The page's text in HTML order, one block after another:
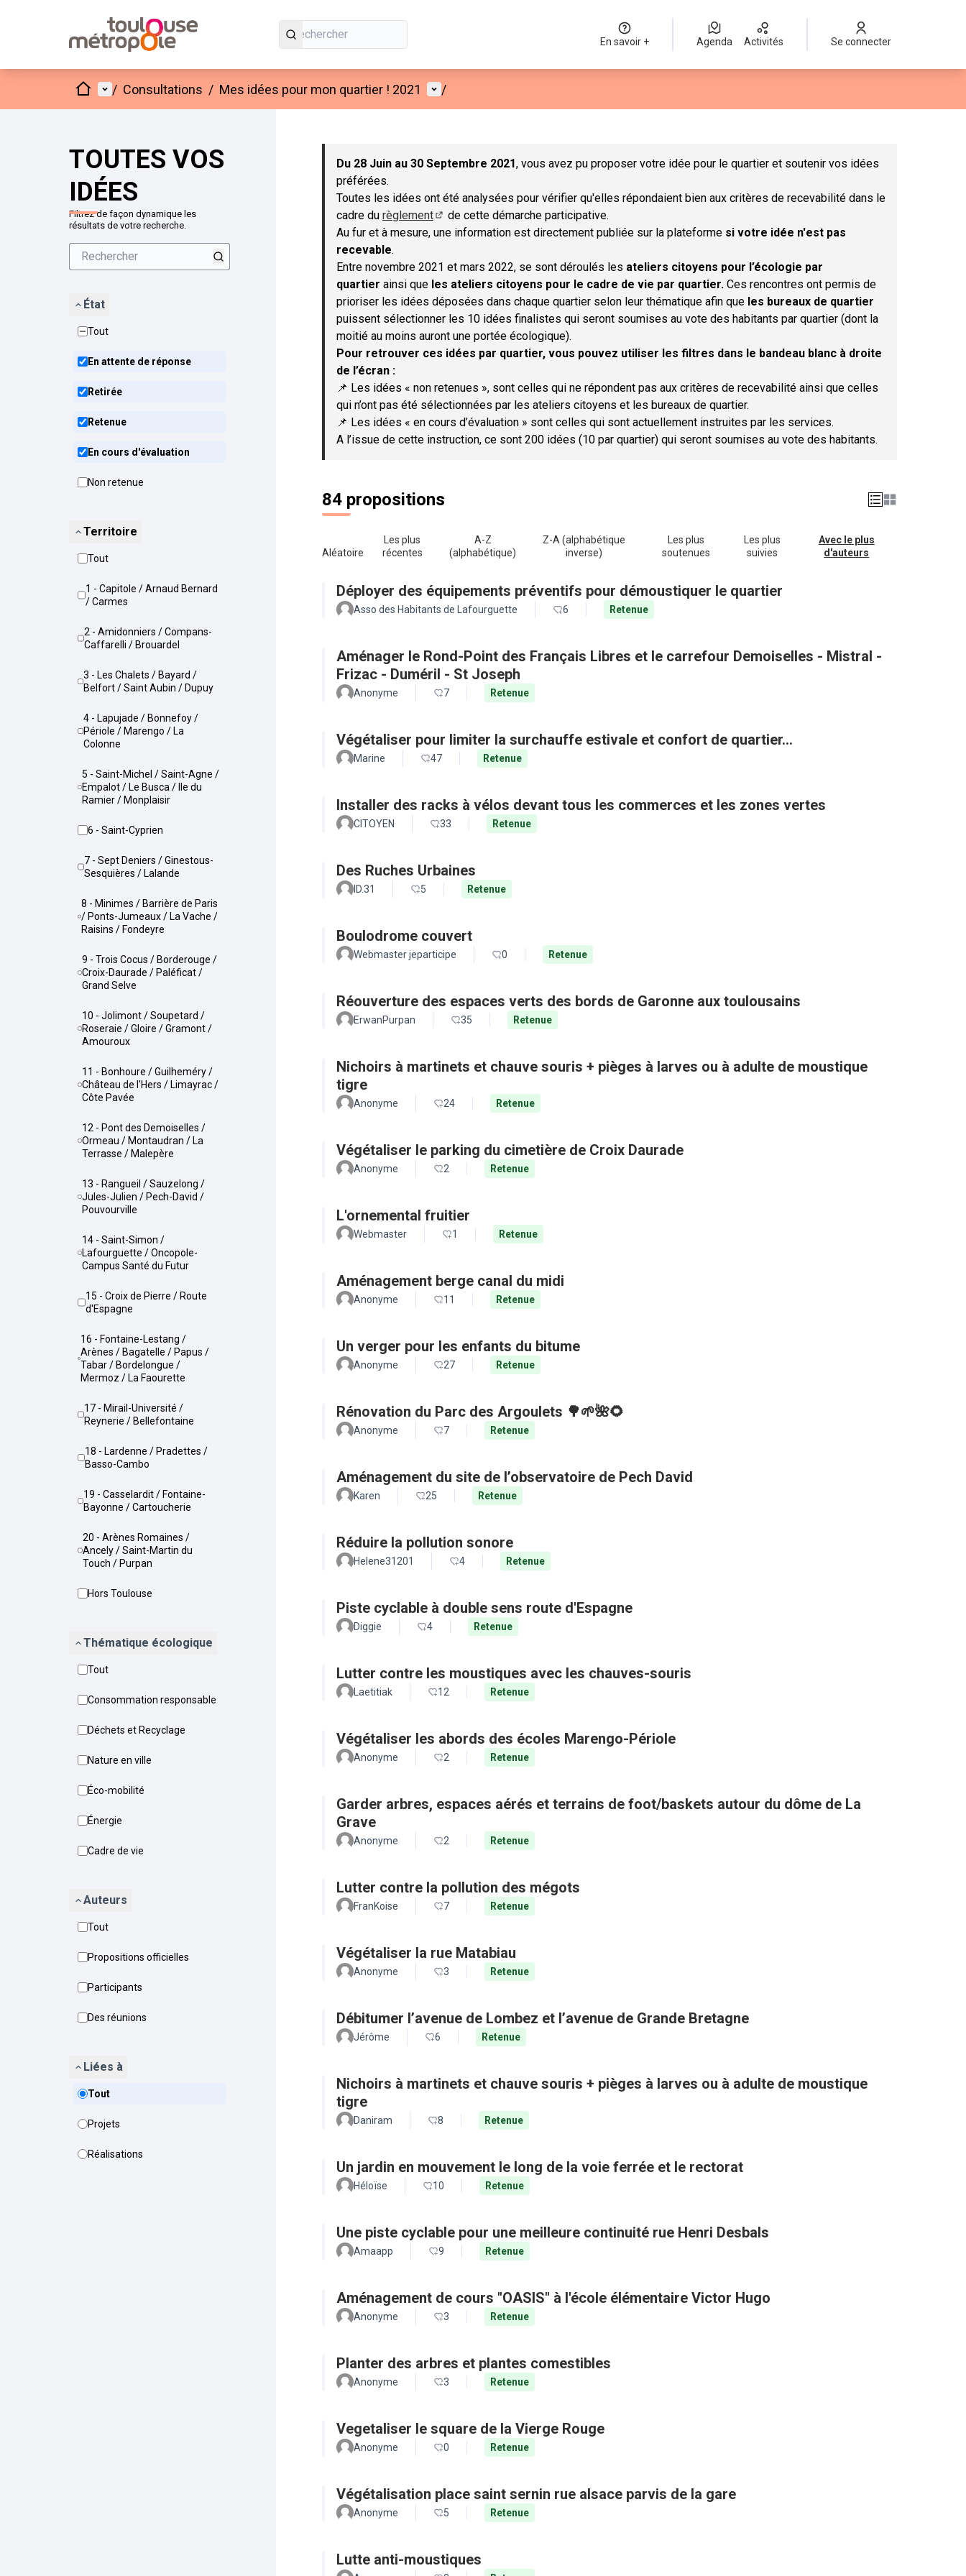
En savoir + Agenda Activités Se connecter
AccueilMenu principal
/ Consultations / Mes idées pour mon quartier ! 2021 Menu utilisateur
/
TOUTES VOS
IDÉES
Filtrez de façon dynamique les
résultats de votre recherche.
État
Tout
En attente de réponse
Retirée
Retenue
En cours d'évaluation
Non retenue
Territoire
Tout
1 - Capitole / Arnaud Bernard
/ Carmes
2 - Amidonniers / Compans-
Caffarelli / Brouardel
3 - Les Chalets / Bayard /
Belfort / Saint Aubin / Dupuy
4 - Lapujade / Bonnefoy /
Périole / Marengo / La
Colonne
5 - Saint-Michel / Saint-Agne /
Empalot / Le Busca / Ile du
Ramier / Monplaisir
6 - Saint-Cyprien
7 - Sept Deniers / Ginestous-
Sesquières / Lalande
8 - Minimes / Barrière de Paris
/ Ponts-Jumeaux / La Vache /
Raisins / Fondeyre
9 - Trois Cocus / Borderouge /
Croix-Daurade / Paléficat /
Grand Selve
10 - Jolimont / Soupetard /
Roseraie / Gloire / Gramont /
Amouroux
11 - Bonhoure / Guilheméry /
Château de l'Hers / Limayrac /
Côte Pavée
12 - Pont des Demoiselles /
Ormeau / Montaudran / La
Terrasse / Malepère
13 - Rangueil / Sauzelong /
Jules-Julien / Pech-David /
Pouvourville
14 - Saint-Simon /
Lafourguette / Oncopole-
Campus Santé du Futur
15 - Croix de Pierre / Route
d'Espagne
16 - Fontaine-Lestang /
Arènes / Bagatelle / Papus /
Tabar / Bordelongue /
Mermoz / La Faourette
17 - Mirail-Université /
Reynerie / Bellefontaine
18 - Lardenne / Pradettes /
Basso-Cambo
19 - Casselardit / Fontaine-
Bayonne / Cartoucherie
20 - Arènes Romaines /
Ancely / Saint-Martin du
Touch / Purpan
Hors Toulouse
Thématique écologique
Tout
Consommation responsable
Déchets et Recyclage
Nature en ville
Éco-mobilité
Énergie
Cadre de vie
Auteurs
Tout
Propositions officielles
Participants
Des réunions
Liées à
Tout
Projets
Réalisations
Passer la carte
Du 28 Juin au 30 Septembre 2021, vous avez pu proposer votre idée pour le quartier et soutenir vos idées
préférées.
Toutes les idées ont été analysées pour vérifier qu'elles répondaient bien aux critères de recevabilité dans le
cadre du règlement
(S'ouvre dans un nouvel onglet)
de cette démarche participative.
Au fur et à mesure, une information est directement publiée sur la plateforme si votre idée n'est pas
recevable.
Entre novembre 2021 et mars 2022, se sont déroulés les ateliers citoyens pour l’écologie par
quartier ainsi que les ateliers citoyens pour le cadre de vie par quartier. Ces rencontres ont permis de
prioriser les idées déposées dans chaque quartier selon leur thématique afin que les bureaux de quartier
puissent sélectionner les 10 idées finalistes qui seront soumises au vote des habitants par quartier (dont la
moitié au moins auront une portée écologique).
Pour retrouver ces idées par quartier, vous pouvez utiliser les filtres dans le bandeau blanc à droite
de l’écran :
📌 Les idées « non retenues », sont celles qui ne répondent pas aux critères de recevabilité ainsi que celles
qui n’ont pas été sélectionnées par les ateliers citoyens et les bureaux de quartier.
📌 Les idées « en cours d’évaluation » sont celles qui sont actuellement instruites par les services.
A l’issue de cette instruction, ce sont 200 idées (10 par quartier) qui seront soumises au vote des habitants.
84 propositions
Aléatoire
Les plus
récentes
A-Z
(alphabétique)
Z-A (alphabétique
inverse)
Les plus
soutenues
Les plus
suivies
Avec le plus
d'auteurs
Déployer des équipements préventifs pour démoustiquer le quartier
Asso des Habitants de Lafourguette 6 Retenue
Aménager le Rond-Point des Français Libres et le carrefour Demoiselles - Mistral -
Frizac - Duméril - St Joseph
Anonyme 7 Retenue
Végétaliser pour limiter la surchauffe estivale et confort de quartier...
Marine 47 Retenue
Installer des racks à vélos devant tous les commerces et les zones vertes
CITOYEN 33 Retenue
Des Ruches Urbaines
ID.31 5 Retenue
Boulodrome couvert
Webmaster jeparticipe 0 Retenue
Réouverture des espaces verts des bords de Garonne aux toulousains
ErwanPurpan 35 Retenue
Nichoirs à martinets et chauve souris + pièges à larves ou à adulte de moustique
tigre
Anonyme 24 Retenue
Végétaliser le parking du cimetière de Croix Daurade
Anonyme 2 Retenue
L'ornemental fruitier
Webmaster 1 Retenue
Aménagement berge canal du midi
Anonyme 11 Retenue
Un verger pour les enfants du bitume
Anonyme 27 Retenue
Rénovation du Parc des Argoulets 🌳🌱🌺🌻
Anonyme 7 Retenue
Aménagement du site de l’observatoire de Pech David
Karen 25 Retenue
Réduire la pollution sonore
Helene31201 4 Retenue
Piste cyclable à double sens route d'Espagne
Diggie 4 Retenue
Lutter contre les moustiques avec les chauves-souris
Laetitiak 12 Retenue
Végétaliser les abords des écoles Marengo-Périole
Anonyme 2 Retenue
Garder arbres, espaces aérés et terrains de foot/baskets autour du dôme de La
Grave
Anonyme 2 Retenue
Lutter contre la pollution des mégots
FranKoise 7 Retenue
Végétaliser la rue Matabiau
Anonyme 3 Retenue
Débitumer l’avenue de Lombez et l’avenue de Grande Bretagne
Jérôme 6 Retenue
Nichoirs à martinets et chauve souris + pièges à larves ou à adulte de moustique
tigre
Daniram 8 Retenue
Un jardin en mouvement le long de la voie ferrée et le rectorat
Héloïse 10 Retenue
Une piste cyclable pour une meilleure continuité rue Henri Desbals
Amaapp 9 Retenue
Aménagement de cours "OASIS" à l'école élémentaire Victor Hugo
Anonyme 3 Retenue
Planter des arbres et plantes comestibles
Anonyme 3 Retenue
Vegetaliser le square de la Vierge Rouge
Anonyme 0 Retenue
Végétalisation place saint sernin rue alsace parvis de la gare
Anonyme 5 Retenue
Lutte anti-moustiques